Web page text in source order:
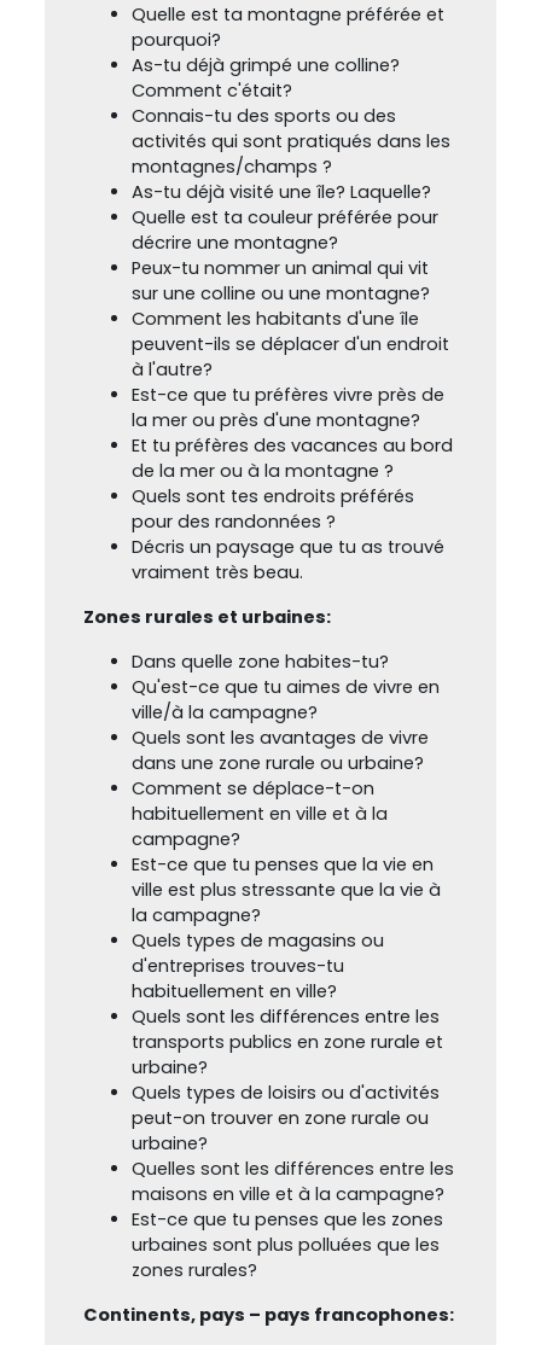
Quelle est ta montagne préférée et
pourquoi?
As-tu déjà grimpé une colline?
Comment c'était?
Connais-tu des sports ou des
activités qui sont pratiqués dans les
montagnes/champs ?
As-tu déjà visité une île? Laquelle?
Quelle est ta couleur préférée pour
décrire une montagne?
Peux-tu nommer un animal qui vit
sur une colline ou une montagne?
Comment les habitants d'une île
peuvent-ils se déplacer d'un endroit
à l'autre?
Est-ce que tu préfères vivre près de
la mer ou près d'une montagne?
Et tu préfères des vacances au bord
de la mer ou à la montagne ?
Quels sont tes endroits préférés
pour des randonnées ?
Décris un paysage que tu as trouvé
vraiment très beau.
Zones rurales et urbaines:
Dans quelle zone habites-tu?
Qu'est-ce que tu aimes de vivre en
ville/à la campagne?
Quels sont les avantages de vivre
dans une zone rurale ou urbaine?
Comment se déplace-t-on
habituellement en ville et à la
campagne?
Est-ce que tu penses que la vie en
ville est plus stressante que la vie à
la campagne?
Quels types de magasins ou
d'entreprises trouves-tu
habituellement en ville?
Quels sont les différences entre les
transports publics en zone rurale et
urbaine?
Quels types de loisirs ou d'activités
peut-on trouver en zone rurale ou
urbaine?
Quelles sont les différences entre les
maisons en ville et à la campagne?
Est-ce que tu penses que les zones
urbaines sont plus polluées que les
zones rurales?
Continents, pays – pays francophones: